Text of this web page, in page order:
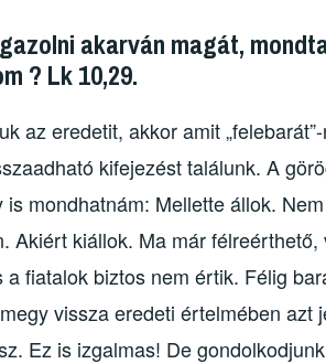
a
m
g
akarván magát,
? Lk 10,29.
az eredetit, akkor amit
kifejezést találunk. A
is mondhatnám: Mellette állok.
Akiért kiállok. Ma már
a fiatalok biztos nem értik. Félig
vissza eredeti értelmében azt
Ez is izgalmas! De